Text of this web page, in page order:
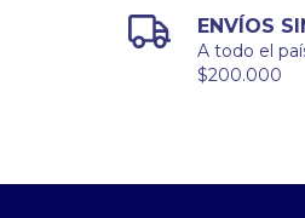
ENVÍOS
A todo el
$200.000